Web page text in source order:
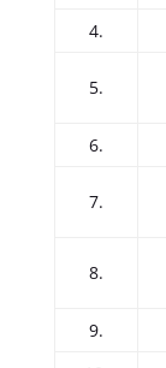
4.
5.
6.
7.
8.
9.